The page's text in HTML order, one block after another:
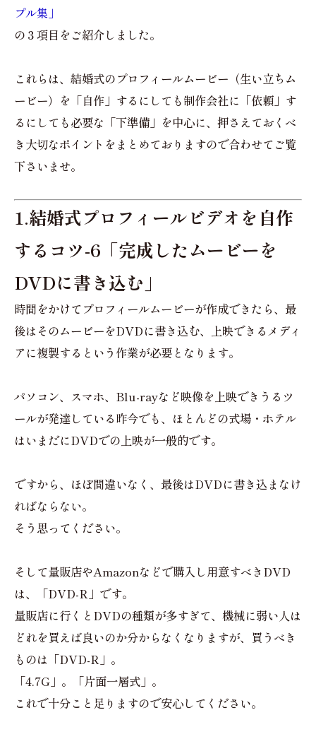
プル集」
の３項目をご紹介しました。
これらは、結婚式のプロフィールムービー（生い立ちム
ービー）を「自作」するにしても制作会社に「依頼」す
るにしても必要な「下準備」を中心に、押さえておくべ
き大切なポイントをまとめておりますので合わせてご覧
下さいませ。
1.結婚式プロフィールビデオを自作
するコツ-6「完成したムービーを
DVDに書き込む」
時間をかけてプロフィールムービーが作成できたら、最
後はそのムービーをDVDに書き込む、上映できるメディ
アに複製するという作業が必要となります。
パソコン、スマホ、Blu-rayなど映像を上映できうるツ
ールが発達している昨今でも、ほとんどの式場・ホテル
はいまだにDVDでの上映が一般的です。
ですから、ほぼ間違いなく、最後はDVDに書き込まなけ
ればならない。
そう思ってください。
そして量販店やAmazonなどで購入し用意すべきDVD
は、「DVD-R」です。
量販店に行くとDVDの種類が多すぎて、機械に弱い人は
どれを買えば良いのか分からなくなりますが、買うべき
ものは「DVD-R」。
「4.7G」。「片面一層式」。
これで十分こと足りますので安心してください。